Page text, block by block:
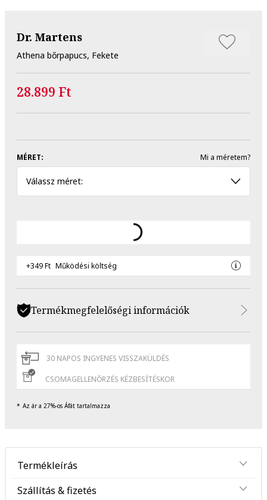
Dr. Martens
Athena bőrpapucs, Fekete
28.899 Ft
MÉRET: Mi a méretem?
Válassz méret:
+349 Ft Működési költség
Termékmegfelelőségi információk
30 NAPOS INGYENES VISSZAKÜLDÉS
CSOMAGELLENŐRZÉS KÉZBESÍTÉSKOR
Az ár a 27%-os Áfát tartalmazza
Termékleírás
Szállítás & fizetés